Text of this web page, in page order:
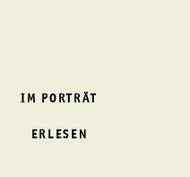
IM PORTRÄT
ERLESEN